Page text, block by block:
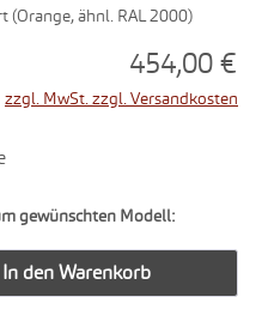
(Orange, ähnl. RAL 2000)
454,00 €
zzgl. MwSt. zzgl. Versandkosten
gewünschten Modell:
gewünschten
In den Warenkorb